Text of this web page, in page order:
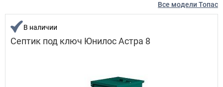
Все модели Топас
В наличии
Септик под ключ Юнилос Астра 8